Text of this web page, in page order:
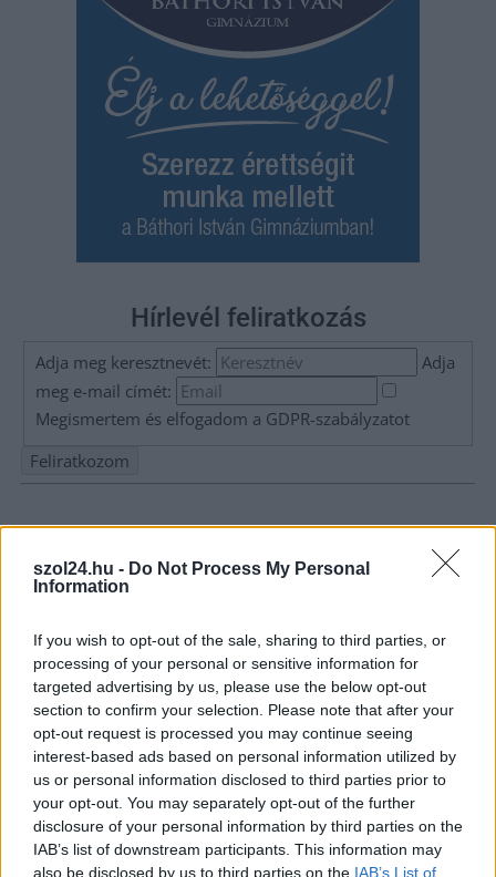
szol24.hu - Do Not Process My Personal
Information
If you wish to opt-out of the sale, sharing to third parties, or
processing of your personal or sensitive information for
targeted advertising by us, please use the below opt-out
section to confirm your selection. Please note that after your
opt-out request is processed you may continue seeing
interest-based ads based on personal information utilized by
us or personal information disclosed to third parties prior to
your opt-out. You may separately opt-out of the further
disclosure of your personal information by third parties on the
IAB’s list of downstream participants. This information may
also be disclosed by us to third parties on the IAB’s List of
Hírlevél feliratkozás
Adja meg keresztnevét:
Adja
meg e-mail címét:
Megismertem és elfogadom a GDPR-szabályzatot
postaládájába érkezik!
A SZOL24 legfrissebb 24 cikke
A Tisza Párt Dr. Baka Andrást jelöli köztársasági elnöknek
Óriási, több mint két méteres harcsát fogott a Tiszán a 13 éves
fiú (VIDEÓVAL)
Hétfőn kezdik, csütörtökön végeznek – lezárás miatt
fennakadásokra és pótlóbuszos közlekedésre számítsunk az
egyik Jász-Nagykun-Szolnok megyei vasútvonalon